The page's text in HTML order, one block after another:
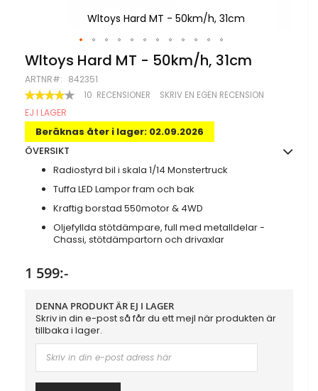
Wltoys Hard MT - 50km/h, 31cm
Hoppa
till
början
av
bildgalleriet
Wltoys Hard MT - 50km/h, 31cm
ARTNR 842351
BETYG:
78 100
10 RECENSIONER SKRIV EN EGEN RECENSION
EJ I LAGER
Beräknas åter i lager: 02.09.2026
ÖVERSIKT
Radiostyrd bil i skala 1/14 Monstertruck
Tuffa LED Lampor fram och bak
Kraftig borstad 550motor & 4WD
Oljefyllda stötdämpare, full med metalldelar -
Chassi, stötdämpartorn och drivaxlar
1 599:-
DENNA PRODUKT ÄR EJ I LAGER
Skriv in din e-post så får du ett mejl när produkten är
tillbaka i lager.